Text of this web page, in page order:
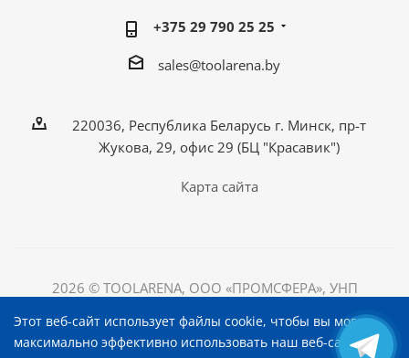
+375 29 790 25 25
sales@toolarena.by
220036, Республика Беларусь г. Минск, пр-т
Жукова, 29, офис 29 (БЦ "Красавик")
Карта сайта
2026 © TOOLARENA, ООО «ПРОМСФЕРА», УНП
220036, Республика Беларусь, г. Минск, пр-т Жукова, д.
29, офис 29, БЦ "Красавик"
Этот веб-сайт использует файлы cookie, чтобы вы могли
максимально эффективно использовать наш веб-сайт.